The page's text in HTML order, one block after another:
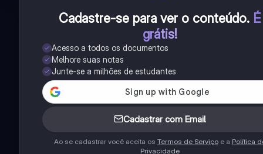
Cadastre-se para ver o conteúdo. É
grátis!
Acesso a todos os documentos
Melhore suas notas
Junte-se a milhões de estudantes
Cadastrar com Email
Ao se cadastrar você aceita os Termos de Serviçoe a Política
Privacidade